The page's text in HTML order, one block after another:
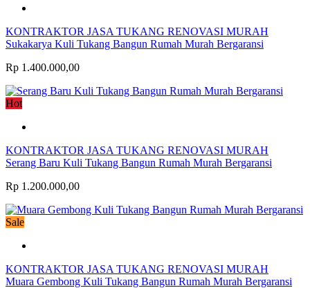
KONTRAKTOR JASA TUKANG RENOVASI MURAH
Sukakarya Kuli Tukang Bangun Rumah Murah Bergaransi
Rp 1.400.000,00
Hot
KONTRAKTOR JASA TUKANG RENOVASI MURAH
Serang Baru Kuli Tukang Bangun Rumah Murah Bergaransi
Rp 1.200.000,00
Sale
KONTRAKTOR JASA TUKANG RENOVASI MURAH
Muara Gembong Kuli Tukang Bangun Rumah Murah Bergaransi